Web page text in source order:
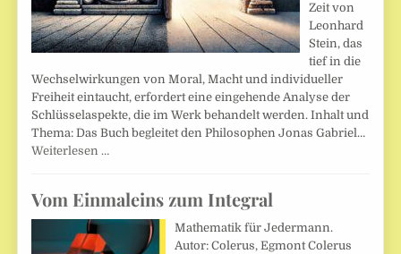
Zeit von
Leonhard
Stein, das
tief in die
Wechselwirkungen von Moral, Macht und individueller
Freiheit eintaucht, erfordert eine eingehende Analyse der
Schlüsselaspekte, die im Werk behandelt werden. Inhalt und
Thema: Das Buch begleitet den Philosophen Jonas Gabriel…
Weiterlesen …
Vom Einmaleins zum Integral
Mathematik für Jedermann.
Autor: Colerus, Egmont Colerus